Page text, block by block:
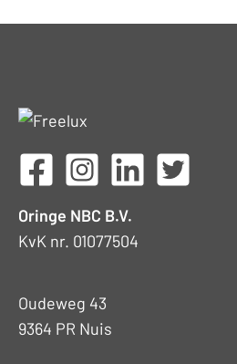
Oringe NBC B.V.
KvK nr. 01077504
Oudeweg 43
9364 PR Nuis